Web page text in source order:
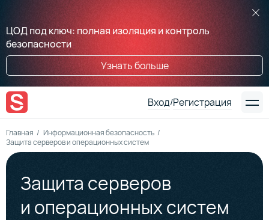
ЦОД под ключ: полная изоляция и контроль
безопасности
Узнать больше
Вход/Регистрация
Главная
Информационная безопасность
Защита серверов и операционных систем
Защита серверов
и операционных систем